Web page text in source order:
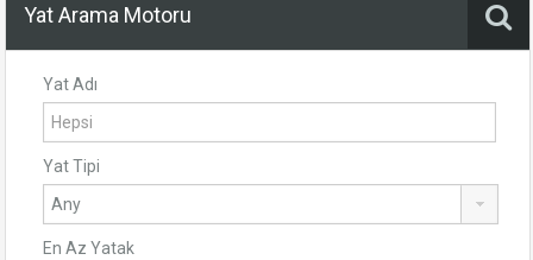
Yat Arama Motoru
Yat Adı
Yat Tipi
En Az Yatak